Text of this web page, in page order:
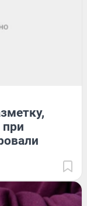
при